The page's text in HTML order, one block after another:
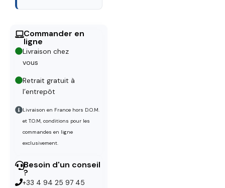
Commander en
ligne
Livraison chez
vous
Retrait gratuit à
l’entrepôt
Livraison en France hors D.O.M.
et T.O.M, conditions pour les
commandes en ligne
exclusivement.
Besoin d'un conseil
?
+33 4 94 25 97 45